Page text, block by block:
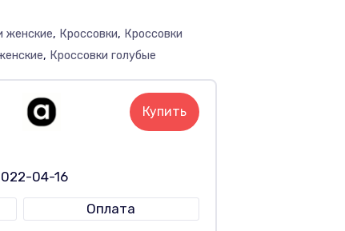
женские, Кроссовки, Кроссовки
, Кроссовки голубые
Купить
04-16
Оплата